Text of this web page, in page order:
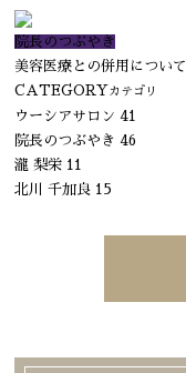
院長のつぶやき
美容医療との併用について
CATEGORYカテゴリ
ウーシアサロン 41
院長のつぶやき 46
瀧 梨栄 11
北川 千加良 15